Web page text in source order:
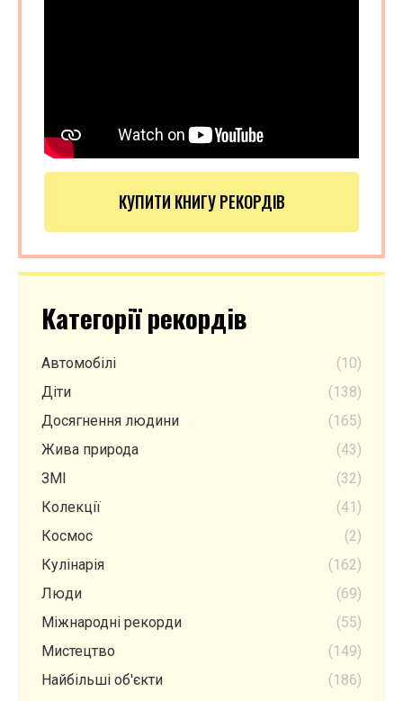
КУПИТИ КНИГУ РЕКОРДІВ
Категорії рекордів
Автомобілі
(10)
Діти
(138)
Досягнення людини
(165)
Жива природа
(43)
ЗМІ
(32)
Колекції
(41)
Космос
(2)
Кулінарія
(162)
Люди
(69)
Міжнародні рекорди
(55)
Мистецтво
(149)
Найбільші об'єкти
(186)